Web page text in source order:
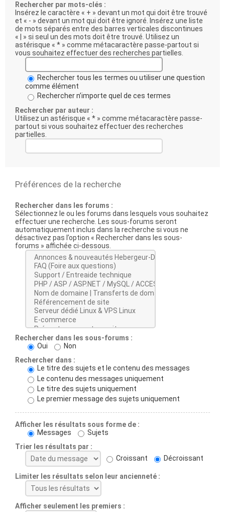
Rechercher par mots-clés :
Insérez le caractère « + » devant un mot qui doit être trouvé
et « - » devant un mot qui doit être ignoré. Insérez une liste
de mots séparés entre des barres verticales discontinues
« | » si seul un des mots doit être trouvé. Utilisez un
astérisque « * » comme métacaractère passe-partout si
vous souhaitez effectuer des recherches partielles.
Rechercher tous les termes ou utiliser une question
comme élément
Rechercher n’importe quel de ces termes
Rechercher par auteur :
Utilisez un astérisque « * » comme métacaractère passe-
partout si vous souhaitez effectuer des recherches
partielles.
Préférences de la recherche
Rechercher dans les forums :
Sélectionnez le ou les forums dans lesquels vous souhaitez
effectuer une recherche. Les sous-forums seront
automatiquement inclus dans la recherche si vous ne
désactivez pas l’option « Rechercher dans les sous-
forums » affichée ci-dessous.
Rechercher dans les sous-forums :
Oui
Non
Rechercher dans :
Le titre des sujets et le contenu des messages
Le contenu des messages uniquement
Le titre des sujets uniquement
Le premier message des sujets uniquement
Afficher les résultats sous forme de :
Messages
Sujets
Trier les résultats par :
Croissant
Décroissant
Limiter les résultats selon leur ancienneté :
Afficher seulement les premiers :